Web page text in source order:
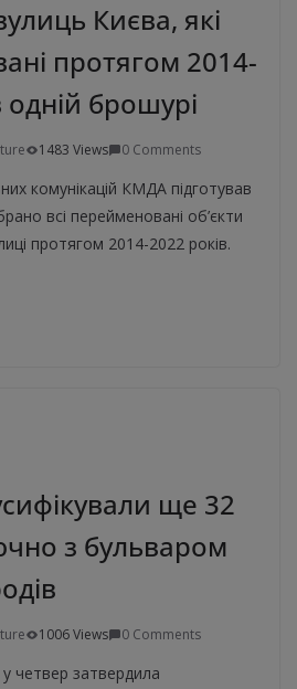
Києва, які
протягом 2014-
одній брошурі
1483 Views 0 Comments
комунікацій КМДА підготував
всі перейменовані об’єкти
протягом 2014-2022 років.
ще 32
з бульваром
1006 Views 0 Comments
у четвер затвердила